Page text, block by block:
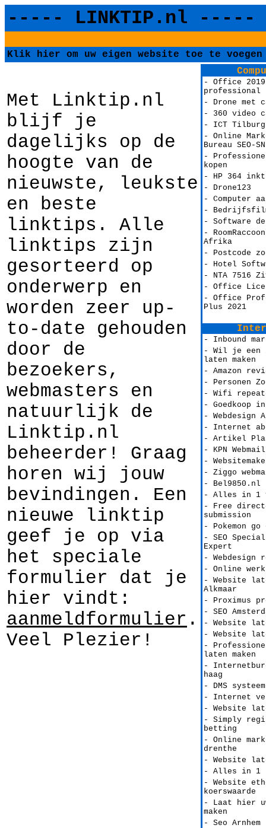
----- LINKTIP.nl -----
Klik hier om uw eigen website toe te
Met Linktip.nl
blijf je
dagelijks op de
hoogte van de
nieuwste, leukste
en beste
linktips. Alle
linktips zijn
gesorteerd op
onderwerp en
worden zeer up-
to-date gehouden
door de
bezoekers,
webmasters en
natuurlijk de
Linktip.nl
beheerder! Graag
horen wij jouw
bevindingen. Een
nieuwe linktip
geef je op via
het speciale
formulier dat je
hier vindt:
aanmeldformulier .
Veel Plezier!
- Office 2019
professional
- Drone met
- 360 video
- ICT Tilburg
- Online
Bureau SEO-
-
kopen
- HP 364 inkt
- Drone123
- Computer
-
- Software
-
Afrika
- Postcode
- Hotel
- NTA 7516
- Office
- Office
Plus 2021
- Inbound
- Wil je een
laten maken
- Amazon
- Personen
- Wifi
- Goedkoop
- Webdesign
- Internet
- Artikel
- KPN Webmail
-
- Ziggo
- Bel9850.nl
- Alles in 1
- Free
submission
- Pokemon go
- SEO
Expert
- Webdesign
- Online
- Website
Alkmaar
- Proximus
- SEO
- Website
- Website
-
laten maken
-
haag
- DMS systeem
- Internet
- Website
- Simply
betting
- Online
drenthe
- Website
- Alles in 1
- Website
koerswaarde
- Laat hier
maken
- Seo Arnhem